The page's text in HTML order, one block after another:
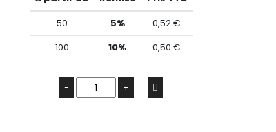
50
5%
0,52 €
100
10% 0,50 €
- +